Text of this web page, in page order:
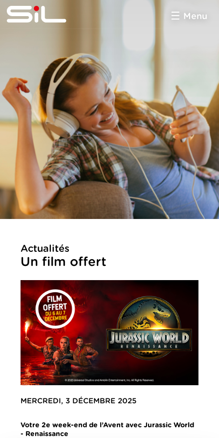
multimédia
Menu
Actualités
Un film offert
MERCREDI, 3 DÉCEMBRE 2025
Votre 2e week-end de l’Avent avec Jurassic World
- Renaissance